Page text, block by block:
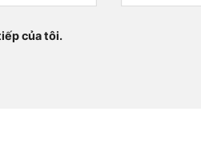
của tôi.